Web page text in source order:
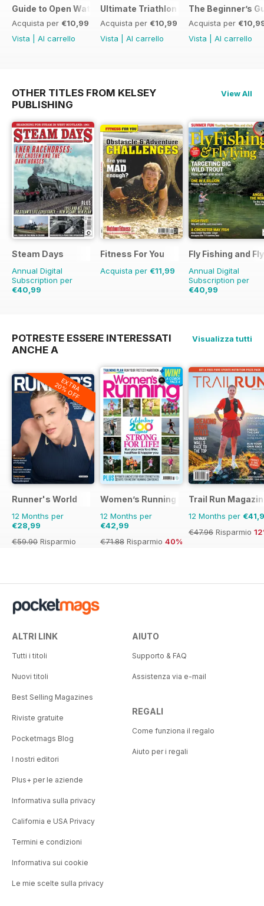
Guide to Open Water Swimming
Acquista per €10,99
Vista
Al carrello
Ultimate Triathlon Training Manual
Acquista per €10,99
Vista
Al carrello
The Beginner’s
Acquista per
Vista
Al carrello
OTHER TITLES FROM KELSEY
PUBLISHING
View All
Steam Days
Annual Digital
Subscription per
€40,99
Fitness For You
Acquista per €11,99
Fly Fishing and
Annual Digital
Subscription per
€40,99
POTRESTE ESSERE INTERESSATI
ANCHE A
Visualizza tutti
EXTRA
20% OFF
Runner's World
12 Months per
€28,99
€59.90 Risparmio
Women’s Running
12 Months per
€42,99
€71.88 Risparmio 40%
Trail Run
12 Months per
€47.96 Risparmio
ALTRI LINK
Tutti i titoli
Nuovi titoli
Best Selling Magazines
Riviste gratuite
Pocketmags Blog
I nostri editori
Plus+ per le aziende
Informativa sulla privacy
California e USA Privacy
Termini e condizioni
Informativa sui cookie
Le mie scelte sulla privacy
AIUTO
Supporto & FAQ
Assistenza via e-mail
REGALI
Come funziona il regalo
Aiuto per i regali